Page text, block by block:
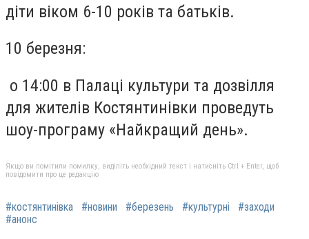
діти віком 6-10 років та батьків.
10 березня:
о 14:00 в Палаці культури та дозвілля
для жителів Костянтинівки проведуть
шоу-програму «Найкращий день».
Якщо ви помітили помилку, виділіть необхідний текст і натисніть Ctrl + Enter, щоб
повідомити про це редакцію
#костянтинівка #новини #березень #культурні
#заходи
#анонс